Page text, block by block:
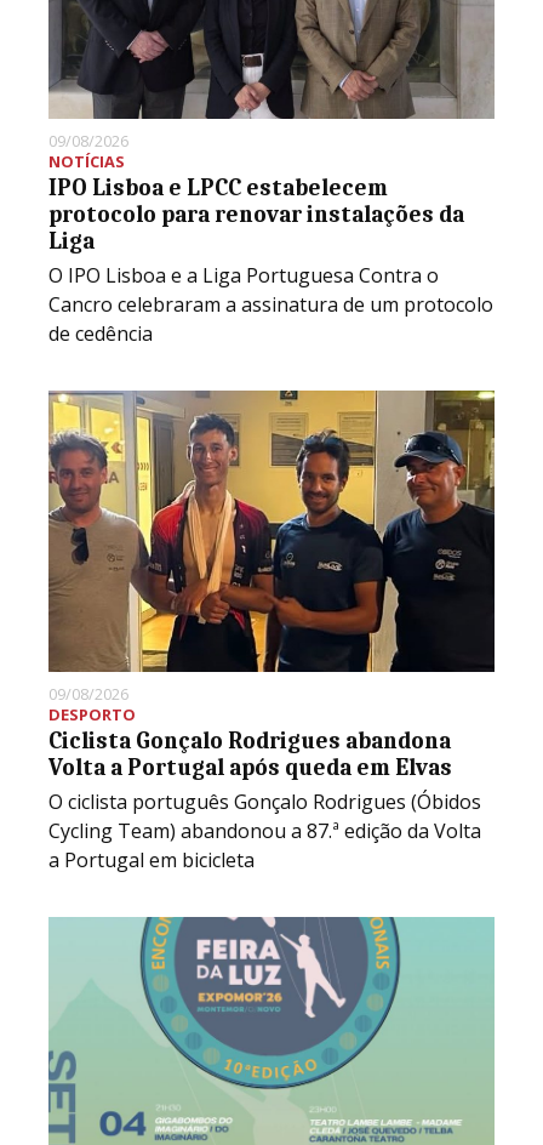
09/08/2026
NOTÍCIAS
IPO Lisboa e LPCC estabelecem
protocolo para renovar instalações da
Liga
O IPO Lisboa e a Liga Portuguesa Contra o
Cancro celebraram a assinatura de um protocolo
de cedência
09/08/2026
DESPORTO
Ciclista Gonçalo Rodrigues abandona
Volta a Portugal após queda em Elvas
O ciclista português Gonçalo Rodrigues (Óbidos
Cycling Team) abandonou a 87.ª edição da Volta
a Portugal em bicicleta